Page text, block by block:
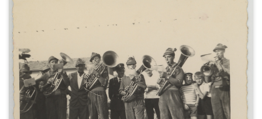
la chiesa ed il cimitero.
La stampa misura 6,5x9,8 cm ed ha un
bordo bianco dentellato.